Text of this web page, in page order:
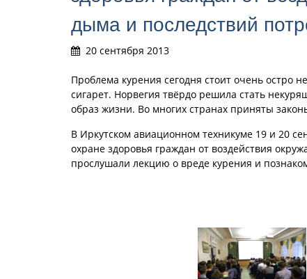
дыма и последствий
20 сентября 2013
Проблема курения сегодня стоит очень остро
сигарет. Норвегия твёрдо решила стать
образ жизни. Во многих странах приняты
В Иркутском авиационном техникуме 19 и 20
охране здоровья граждан от воздействия
прослушали лекцию о вреде курения и